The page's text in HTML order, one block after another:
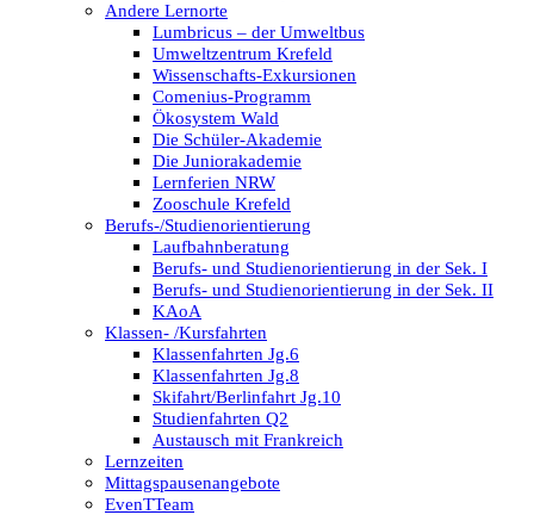
Andere Lernorte
Lumbricus – der Umweltbus
Umweltzentrum Krefeld
Wissenschafts-Exkursionen
Comenius-Programm
Ökosystem Wald
Die Schüler-Akademie
Die Juniorakademie
Lernferien NRW
Zooschule Krefeld
Berufs-/Studienorientierung
Laufbahnberatung
Berufs- und Studienorientierung in der Sek. I
Berufs- und Studienorientierung in der Sek. II
KAoA
Klassen- /Kursfahrten
Klassenfahrten Jg.6
Klassenfahrten Jg.8
Skifahrt/Berlinfahrt Jg.10
Studienfahrten Q2
Austausch mit Frankreich
Lernzeiten
Mittagspausenangebote
EvenTTeam